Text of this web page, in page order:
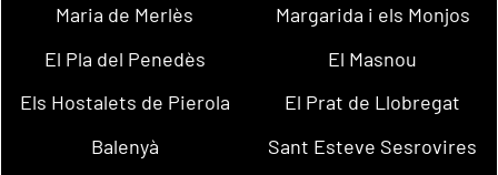
Maria de Merlès
Margarida i els Monjos
El Pla del Penedès
El Masnou
Els Hostalets de Pierola
El Prat de Llobregat
Balenyà
Sant Esteve Sesrovires